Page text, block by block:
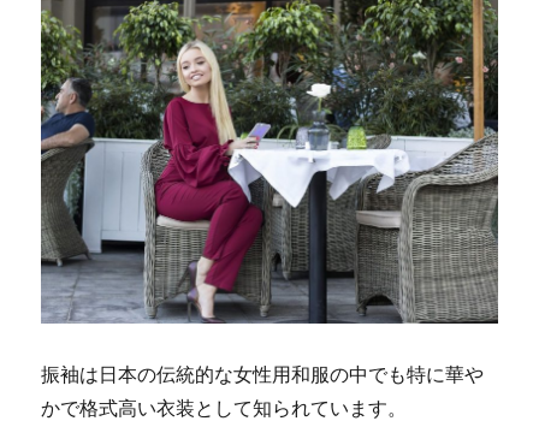
振袖は日本の伝統的な女性用和服の中でも特に華や
かで格式高い衣装として知られています。